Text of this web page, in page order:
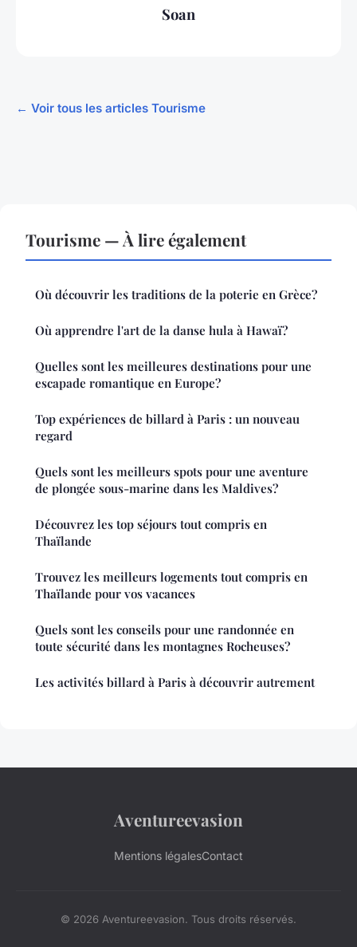
Soan
← Voir tous les articles Tourisme
Tourisme — À lire également
Où découvrir les traditions de la poterie en Grèce?
Où apprendre l'art de la danse hula à Hawaï?
Quelles sont les meilleures destinations pour une
escapade romantique en Europe?
Top expériences de billard à Paris : un nouveau
regard
Quels sont les meilleurs spots pour une aventure
de plongée sous-marine dans les Maldives?
Découvrez les top séjours tout compris en
Thaïlande
Trouvez les meilleurs logements tout compris en
Thaïlande pour vos vacances
Quels sont les conseils pour une randonnée en
toute sécurité dans les montagnes Rocheuses?
Les activités billard à Paris à découvrir autrement
Aventureevasion
Mentions légalesContact
© 2026 Aventureevasion. Tous droits réservés.